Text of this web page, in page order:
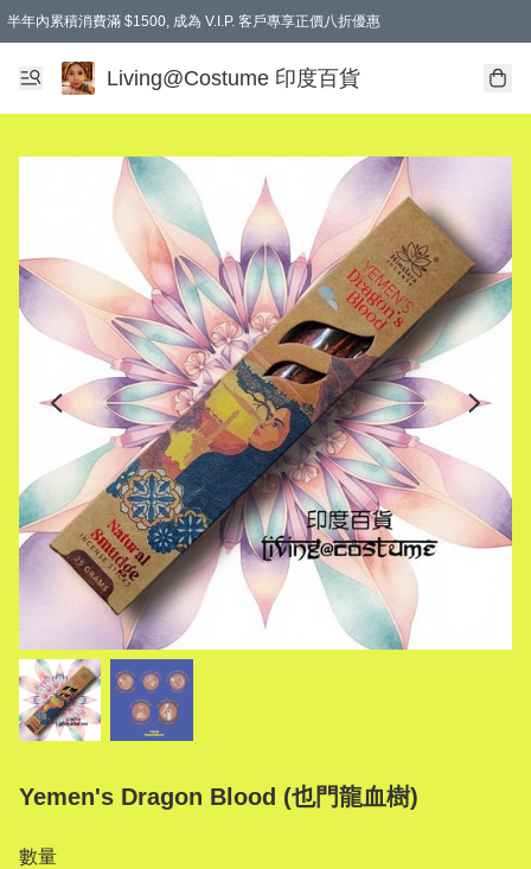
半年內累積消費滿 $1500, 成為 V.I.P. 客戶專享正價八折優惠
滿$600免本地運費
Living@Costume 印度百貨
Yemen's Dragon Blood (也門龍血樹)
數量